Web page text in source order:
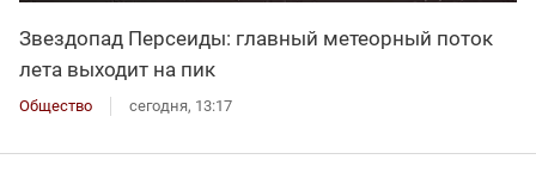
Звездопад Персеиды: главный метеорный поток
лета выходит на пик
Общество сегодня, 13:17